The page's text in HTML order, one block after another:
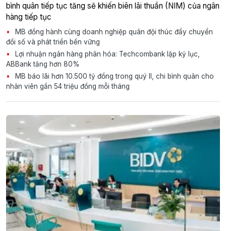
bình quân tiếp tục tăng sẽ khiến biên lãi thuần (NIM) của ngân
hàng tiếp tục
MB đồng hành cùng doanh nghiệp quân đội thúc đẩy chuyển
đổi số và phát triển bền vững
Lợi nhuận ngân hàng phân hóa: Techcombank lập kỷ lục,
ABBank tăng hơn 80%
MB báo lãi hơn 10.500 tỷ đồng trong quý II, chi bình quân cho
nhân viên gần 54 triệu đồng mỗi tháng